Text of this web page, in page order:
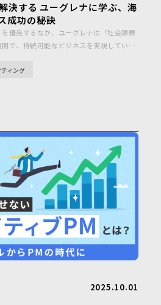
決する ユーグレナに学ぶ、海
成功の秘訣
優先するなか、ユーグレナは「社会課題
で、持続可能なビジネスを実現していま
ネスを築きあげた秘訣に迫ります。
ィング
2025.10.01